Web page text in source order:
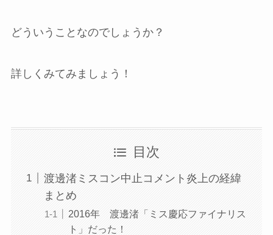
どういうことなのでしょうか？
詳しくみてみましょう！
目次
渡邊渚ミスコン中止コメント炎上の経緯
まとめ
2016年 渡邊渚「ミス慶応ファイナリス
ト」だった！